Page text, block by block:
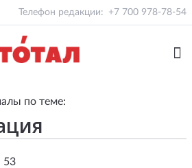
Телефон редакции: +7 700 978-78-54
по теме:
53